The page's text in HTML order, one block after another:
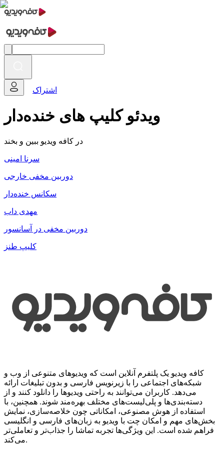
اشتراک
ویدئو کلیپ های خنده‌دار
در کافه ویدیو ببین و بخند
سرنا امینی
دوربین مخفی خارجی
سکانس خنده‌دار
مهدی داب
دوربین مخفی در آسانسور
کلیپ طنز
کافه ویدیو یک پلتفرم آنلاین است که ویدیوهای متنوعی از وب و
شبکه‌های اجتماعی را با زیرنویس فارسی و بدون تبلیغات ارائه
می‌دهد. کاربران می‌توانند به راحتی ویدیوها را دانلود کنند و از
دسته‌بندی‌ها و پلی‌لیست‌های مختلف بهره‌مند شوند. همچنین، با
استفاده از هوش مصنوعی، امکاناتی چون خلاصه‌سازی، نمایش
بخش‌های مهم و امکان چت با ویدیو به زبان‌های فارسی و انگلیسی
فراهم شده است. این ویژگی‌ها تجربه تماشا را جذاب‌تر و تعاملی‌تر
می‌کند.